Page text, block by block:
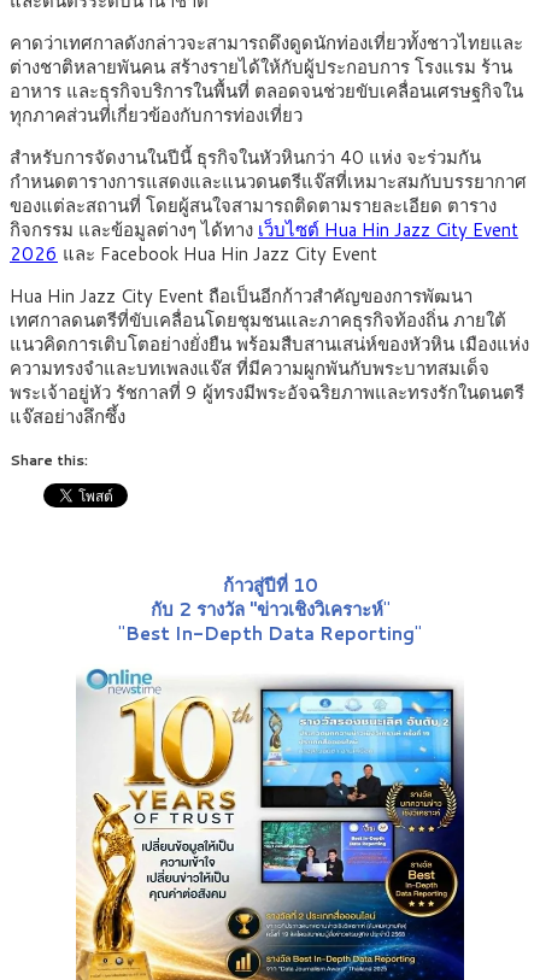
คาดว่าเทศกาลดังกล่าวจะสามารถดึงดูดนักท่องเที่ยวทั้งชาวไทยและ
ต่างชาติหลายพันคน สร้างรายได้ให้กับผู้ประกอบการ โรงแรม ร้าน
อาหาร และธุรกิจบริการในพื้นที่ ตลอดจนช่วยขับเคลื่อนเศรษฐกิจใน
ทุกภาคส่วนที่เกี่ยวข้องกับการท่องเที่ยว
สำหรับการจัดงานในปีนี้ ธุรกิจในหัวหินกว่า 40 แห่ง จะร่วมกัน
กำหนดตารางการแสดงและแนวดนตรีแจ๊สที่เหมาะสมกับบรรยากาศ
ของแต่ละสถานที่ โดยผู้สนใจสามารถติดตามรายละเอียด ตาราง
กิจกรรม และข้อมูลต่างๆ ได้ทาง เว็บไซต์ Hua Hin Jazz City Event
2026 และ Facebook Hua Hin Jazz City Event
Hua Hin Jazz City Event ถือเป็นอีกก้าวสำคัญของการพัฒนา
เทศกาลดนตรีที่ขับเคลื่อนโดยชุมชนและภาคธุรกิจท้องถิ่น ภายใต้
แนวคิดการเติบโตอย่างยั่งยืน พร้อมสืบสานเสน่ห์ของหัวหิน เมืองแห่ง
ความทรงจำและบทเพลงแจ๊ส ที่มีความผูกพันกับพระบาทสมเด็จ
พระเจ้าอยู่หัว รัชกาลที่ 9 ผู้ทรงมีพระอัจฉริยภาพและทรงรักในดนตรี
แจ๊สอย่างลึกซึ้ง
Share this:
ก้าวสู่ปีที่ 10
กับ 2 รางวัล "ข่าวเชิงวิเคราะห์"
"Best In-Depth Data Reporting"